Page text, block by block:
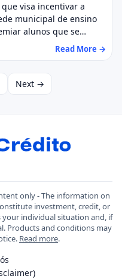
visa incentivar a
municipal de ensino
alunos que se…
Read More →
Next →
only - The information on
investment, credit, or
your individual situation and, if
Products and conditions may
Read more.